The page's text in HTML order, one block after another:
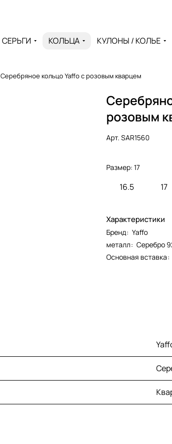
СЕРЬГИ КОЛЬЦА КУЛОНЫ / КОЛЬЕ
Серебряное кольцо Yaffo с розовым кварцем
розовым
Арт.SAR1560
Размер:17
16.5 17
Характеристики
Бренд: Yaffo
металл: Серебро
Основная вставка: